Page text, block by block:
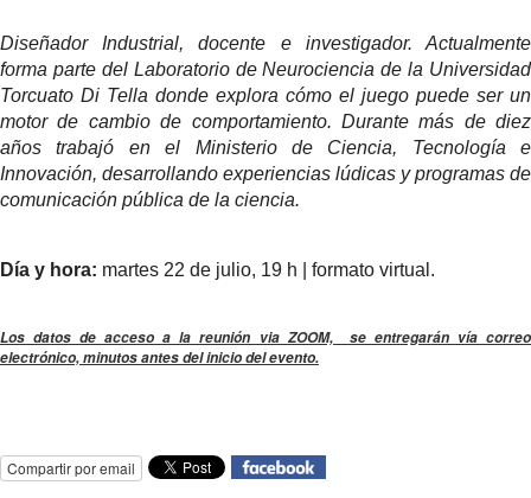
Diseñador Industrial, docente e investigador. Actualmente
forma parte del Laboratorio de Neurociencia de la Universidad
Torcuato Di Tella donde explora cómo el juego puede ser un
motor de cambio de comportamiento. Durante más de diez
años trabajó en el Ministerio de Ciencia, Tecnología e
Innovación, desarrollando experiencias lúdicas y programas de
comunicación pública de la ciencia.
Día y hora: martes 22 de julio, 19 h | formato virtual.
Los datos de acceso a la reunión via ZOOM, se entregarán vía correo
electrónico, minutos antes del inicio del evento.
Compartir por email